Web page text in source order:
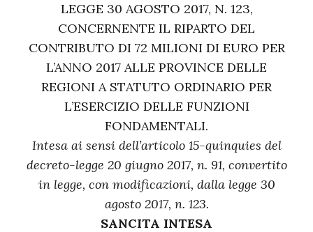
LEGGE 30 AGOSTO 2017, N. 123,
CONCERNENTE IL RIPARTO DEL
CONTRIBUTO DI 72 MILIONI DI EURO PER
L’ANNO 2017 ALLE PROVINCE DELLE
REGIONI A STATUTO ORDINARIO PER
L’ESERCIZIO DELLE FUNZIONI
FONDAMENTALI.
Intesa ai sensi dell’articolo 15-quinquies del
decreto-legge 20 giugno 2017, n. 91, convertito
in legge, con modificazioni, dalla legge 30
agosto 2017, n. 123.
SANCITA INTESA